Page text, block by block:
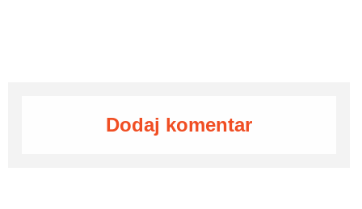
Dodaj komentar